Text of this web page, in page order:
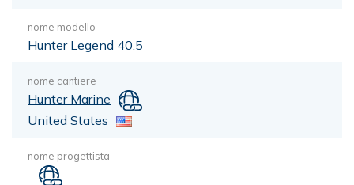
nome modello
Hunter Legend 40.5
nome cantiere
Hunter Marine
United States
nome progettista